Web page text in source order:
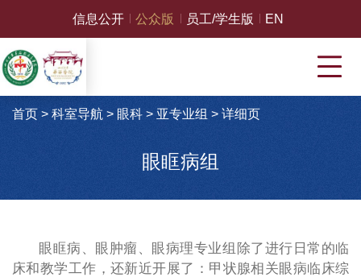
信息公开 公众版 员工/学生版 EN
首页 > 科室导航> 眼科> 亚专业组 > 详细页
眼眶病组
眼眶病、眼肿瘤、眼病理专业组除了进行日常的临
床和教学工作，还新近开展了：甲状腺相关眼病临床综